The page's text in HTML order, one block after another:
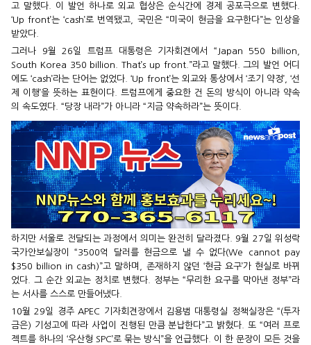
고 말했다. 이 발언 하나로 외교 협상은 순식간에 경제 공포극으로 변했다.
‘Up front’는 ‘cash’로 번역됐고, 국민은 “미국이 현금을 요구한다”는 인상을
받았다.
그러나 9월 26일 트럼프 대통령은 기자회견에서 “Japan 550 billion,
South Korea 350 billion. That’s up front.”라고 말했다. 그의 발언 어디
에도 ‘cash’라는 단어는 없었다. ‘Up front’는 외교와 통상에서 ‘조기 약정’, ‘선
제 이행’을 뜻하는 표현이다. 트럼프에게 중요한 건 돈의 방식이 아니라 약속
의 속도였다. “당장 내라”가 아니라 “지금 약속하라”는 뜻이다.
하지만 서울로 전달되는 과정에서 의미는 완전히 달라졌다. 9월 27일 위성락
국가안보실장이 “3500억 달러를 현금으로 낼 수 없다(We cannot pay
$350 billion in cash)”고 말하며, 존재하지 않던 ‘현금 요구’가 현실로 바뀌
었다. 그 순간 외교는 정치로 변했다. 정부는 “무리한 요구를 막아낸 정부”라
는 서사를 스스로 만들어냈다.
10월 29일 경주 APEC 기자회견장에서 김용범 대통령실 정책실장은 “(투자
금은) 기성고에 따라 사업이 진행된 만큼 분납한다”고 밝혔다. 또 “여러 프로
젝트를 하나의 ‘우산형 SPC’로 묶는 방식”을 언급했다. 이 한 문장이 모든 것을